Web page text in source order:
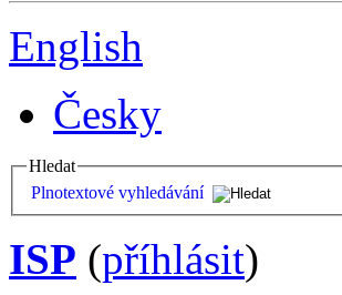
English
Česky
Hledat
Plnotextové vyhledávání
ISP (příhlásit)